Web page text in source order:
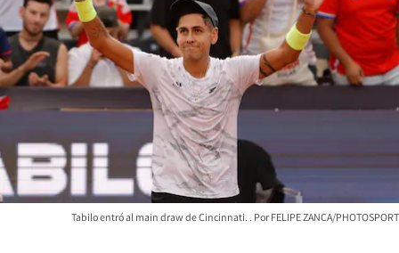
Tabilo entró al main draw de Cincinnati. FELIPE ZANCA/PHOTOSPORT